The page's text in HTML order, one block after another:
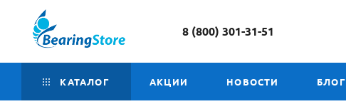
8 (800) 301-31-51
КАТАЛОГ АКЦИИ НОВОСТИ БЛОГ